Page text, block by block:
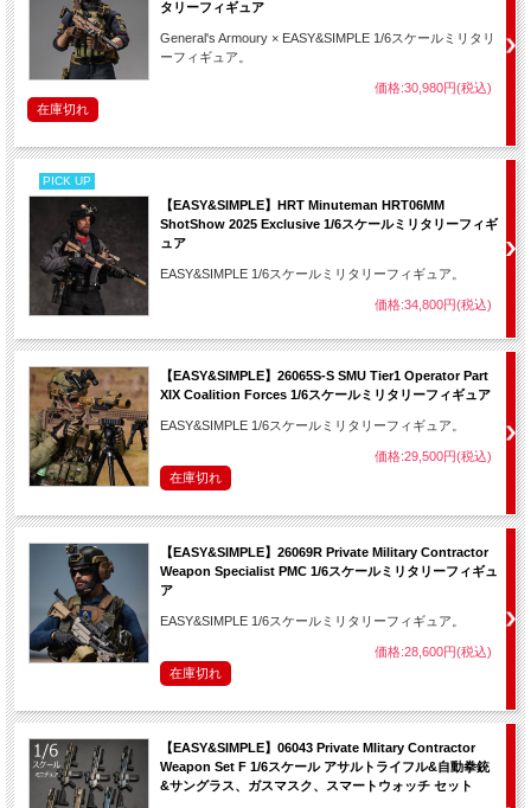
タリーフィギュア
General's Armoury × EASY&SIMPLE 1/6スケールミリタリ
ーフィギュア。
価格:30,980円(税込)
在庫切れ
PICK UP
【EASY&SIMPLE】HRT Minuteman HRT06MM
ShotShow 2025 Exclusive 1/6スケールミリタリーフィギ
ュア
EASY&SIMPLE 1/6スケールミリタリーフィギュア。
価格:34,800円(税込)
【EASY&SIMPLE】26065S-S SMU Tier1 Operator Part
XIX Coalition Forces 1/6スケールミリタリーフィギュア
EASY&SIMPLE 1/6スケールミリタリーフィギュア。
価格:29,500円(税込)
在庫切れ
【EASY&SIMPLE】26069R Private Military Contractor
Weapon Specialist PMC 1/6スケールミリタリーフィギュ
ア
EASY&SIMPLE 1/6スケールミリタリーフィギュア。
価格:28,600円(税込)
在庫切れ
【EASY&SIMPLE】06043 Private Mlitary Contractor
Weapon Set F 1/6スケール アサルトライフル&自動拳銃
&サングラス、ガスマスク、スマートウォッチ セット